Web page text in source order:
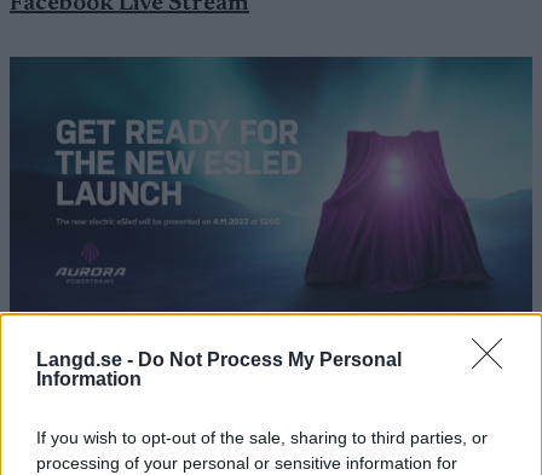
Langd.se - Do Not Process My Personal
Information
If you wish to opt-out of the sale, sharing to third parties, or
processing of your personal or sensitive information for
lösningarna har testats i de utmanande
förhållandena i norr.